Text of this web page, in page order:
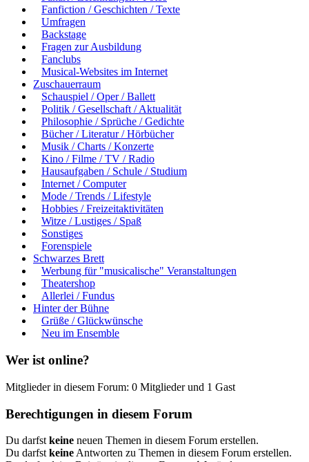
Fanfiction / Geschichten / Texte
Umfragen
Backstage
Fragen zur Ausbildung
Fanclubs
Musical-Websites im Internet
Zuschauerraum
Schauspiel / Oper / Ballett
Politik / Gesellschaft / Aktualität
Philosophie / Sprüche / Gedichte
Bücher / Literatur / Hörbücher
Musik / Charts / Konzerte
Kino / Filme / TV / Radio
Hausaufgaben / Schule / Studium
Internet / Computer
Mode / Trends / Lifestyle
Hobbies / Freizeitaktivitäten
Witze / Lustiges / Spaß
Sonstiges
Forenspiele
Schwarzes Brett
Werbung für "musicalische" Veranstaltungen
Theatershop
Allerlei / Fundus
Hinter der Bühne
Grüße / Glückwünsche
Neu im Ensemble
Wer ist online?
Mitglieder in diesem Forum: 0 Mitglieder und 1 Gast
Berechtigungen in diesem Forum
Du darfst keine neuen Themen in diesem Forum erstellen.
Du darfst keine Antworten zu Themen in diesem Forum erstellen.